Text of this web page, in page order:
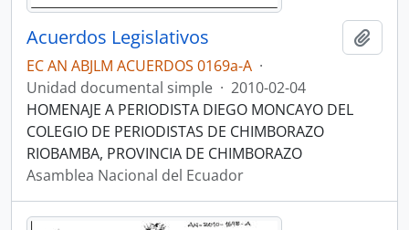
Acuerdos Legislativos
EC AN ABJLM ACUERDOS 0169a-A ·
Unidad documental simple · 2010-02-04
HOMENAJE A PERIODISTA DIEGO MONCAYO DEL
COLEGIO DE PERIODISTAS DE CHIMBORAZO
RIOBAMBA, PROVINCIA DE CHIMBORAZO
Asamblea Nacional del Ecuador